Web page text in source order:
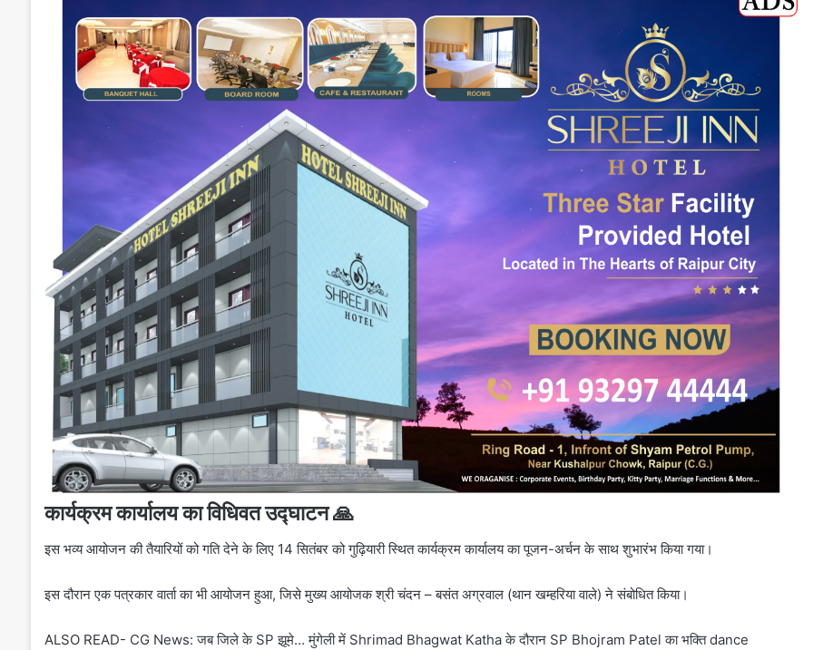
कार्यक्रम कार्यालय का विधिवत उद्घाटन 🙏
इस भव्य आयोजन की तैयारियों को गति देने के लिए 14 सितंबर को गुढ़ियारी स्थित कार्यक्रम कार्यालय का पूजन-अर्चन के साथ शुभारंभ किया गया।
इस दौरान एक पत्रकार वार्ता का भी आयोजन हुआ, जिसे मुख्य आयोजक श्री चंदन – बसंत अग्रवाल (थान खम्हरिया वाले) ने संबोधित किया।
ALSO READ- CG News: जब जिले के SP झूमे… मुंगेली में Shrimad Bhagwat Katha के दौरान SP Bhojram Patel का भक्ति dance